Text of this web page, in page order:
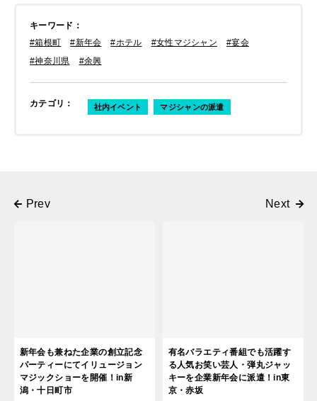
キーワード ：
#箱根町
#新年会 #ホテル #女性マジシャン
#宴会
#神奈川県
#余興
カテゴリ ： 社内イベント マジシャンの派遣
新年会も兼ねた企業の創立記念
パーティーにてイリュージョン
マジックショーを開催！in新
潟・十日町市
有名バラエティ番組でも活躍す
る人気お笑い芸人・弾丸ジャッ
キーを企業新年会に派遣！in東
京・赤坂